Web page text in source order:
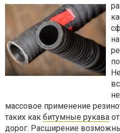
массовое применение
таких как битумные рукава
дорог. Расширение